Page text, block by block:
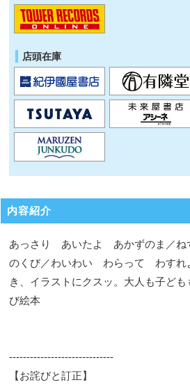
店頭在庫
内容紹介
あっさり あいたよ あかずのま／
のくび／わいわい わらって わすれ
き、イラストにクスッ。大人も子ど
び絵本
------------------------------
【お詫びと訂正】